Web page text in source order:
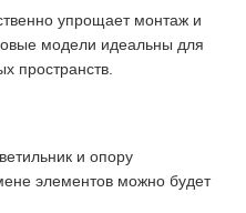
упрощает монтаж и
модели идеальны для
пространств
и опору
элементов можно будет